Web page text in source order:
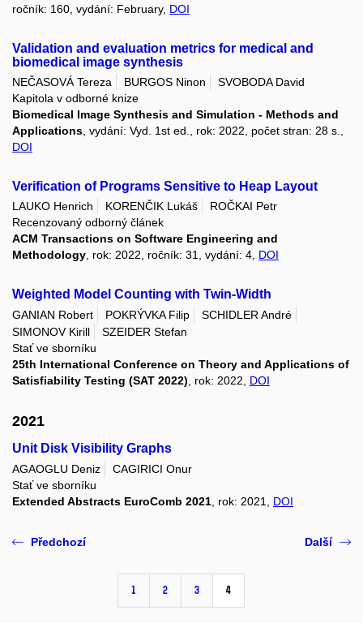
ročník: 160, vydání: February, DOI
Validation and evaluation metrics for medical and
biomedical image synthesis
NEČASOVÁ Tereza BURGOS Ninon
SVOBODA David
Kapitola v odborné knize
Biomedical Image Synthesis and Simulation - Methods and
Applications , vydání: Vyd. 1st ed., rok: 2022, počet stran: 28 s.,
DOI
Verification of Programs Sensitive to Heap Layout
LAUKO Henrich KORENČIK Lukáš
ROČKAI Petr
Recenzovaný odborný článek
ACM Transactions on Software Engineering and
Methodology, rok: 2022, ročník: 31, vydání: 4, DOI
Weighted Model Counting with Twin-Width
GANIAN Robert POKRÝVKA Filip
SCHIDLER André
SIMONOV Kirill
SZEIDER Stefan
Stať ve sborníku
25th International Conference on Theory and Applications of
Satisfiability Testing (SAT 2022) , rok: 2022, DOI
2021
Unit Disk Visibility Graphs
AGAOGLU Deniz
CAGIRICI Onur
Stať ve sborníku
Extended Abstracts EuroComb 2021 , rok: 2021, DOI
Předchozí
1 2 3 4
Další